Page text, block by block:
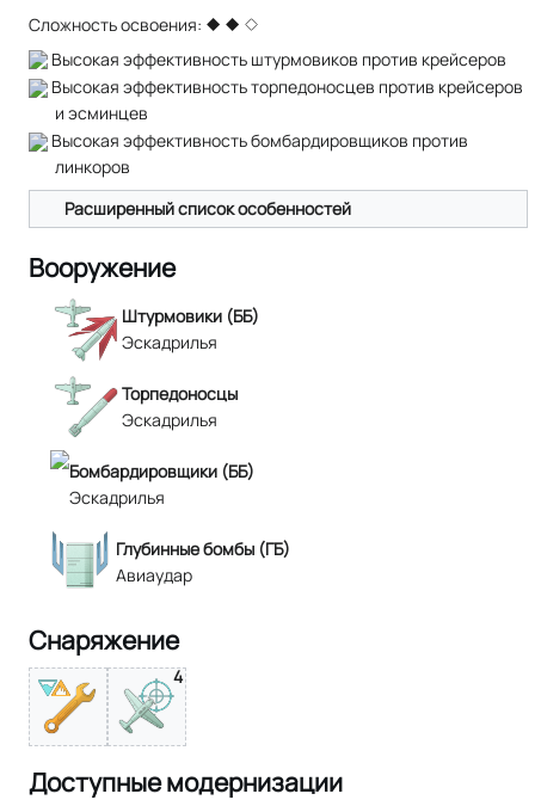
Сложность освоения:
Высокая эффективность штурмовиков против крейсеров
Высокая эффективность торпедоносцев против крейсеров
и эсминцев
Высокая эффективность бомбардировщиков против
линкоров
Расширенный список особенностей
Вооружение
Штурмовики (ББ)
Эскадрилья
Торпедоносцы
Эскадрилья
Бомбардировщики (ББ)
Эскадрилья
Глубинные бомбы (ГБ)
Авиаудар
Снаряжение
4
Доступные модернизации